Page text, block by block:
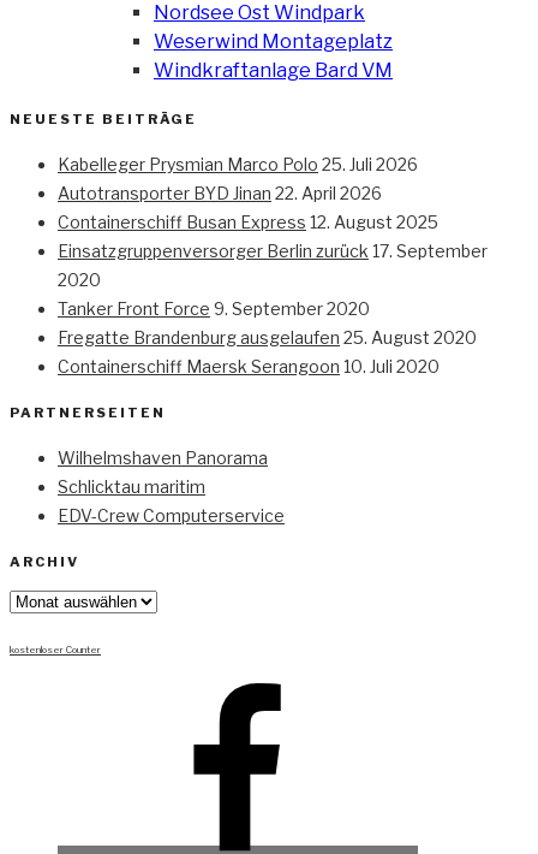
Nordsee Ost Windpark
Weserwind Montageplatz
Windkraftanlage Bard VM
NEUESTE BEITRÄGE
Kabelleger Prysmian Marco Polo 25. Juli 2026
Autotransporter BYD Jinan 22. April 2026
Containerschiff Busan Express 12. August 2025
Einsatzgruppenversorger Berlin zurück 17. September
2020
Tanker Front Force 9. September 2020
Fregatte Brandenburg ausgelaufen 25. August 2020
Containerschiff Maersk Serangoon 10. Juli 2020
PARTNERSEITEN
Wilhelmshaven Panorama
Schlicktau maritim
EDV-Crew Computerservice
ARCHIV
Archiv
kostenloser Counter